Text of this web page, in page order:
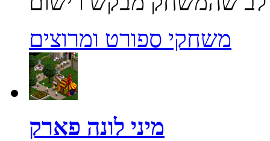
משחקי ספורט ומרוצים
מיני לונה פארק